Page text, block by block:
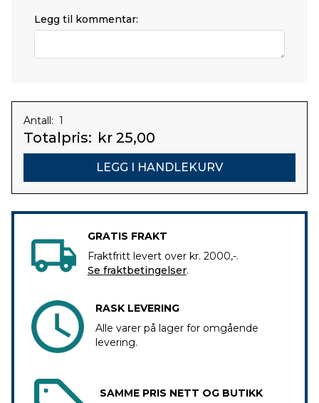
Legg til kommentar:
Antall:
Totalpris: kr 25,00
GRATIS FRAKT
Fraktfritt levert over kr. 2000,-.
Se fraktbetingelser.
RASK LEVERING
Alle varer på lager for omgående
levering.
SAMME PRIS NETT OG BUTIKK